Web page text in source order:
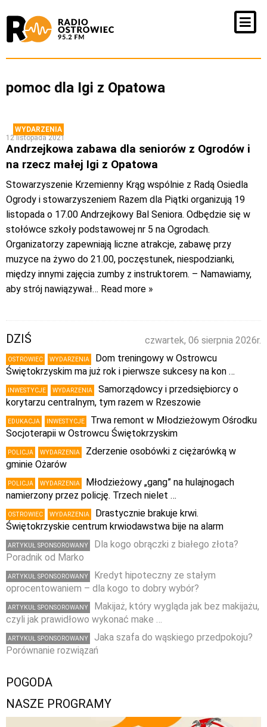
pomoc dla Igi z Opatowa
WYDARZENIA
12 listopada 2021
Andrzejkowa zabawa dla seniorów z Ogrodów i
na rzecz małej Igi z Opatowa
Stowarzyszenie Krzemienny Krąg wspólnie z Radą Osiedla
Ogrody i stowarzyszeniem Razem dla Piątki organizują 19
listopada o 17.00 Andrzejkowy Bal Seniora. Odbędzie się w
stołówce szkoły podstawowej nr 5 na Ogrodach.
Organizatorzy zapewniają liczne atrakcje, zabawę przy
muzyce na żywo do 21.00, poczęstunek, niespodzianki,
między innymi zajęcia zumby z instruktorem. – Namawiamy,
aby strój nawiązywał… Read more »
czwartek, 06 sierpnia 2026r.
DZIŚ
OSTROWIEC WYDARZENIA
Dom treningowy w Ostrowcu
Świętokrzyskim ma już rok i pierwsze sukcesy na kon …
INWESTYCJE WYDARZENIA
Samorządowcy i przedsiębiorcy o
korytarzu centralnym, tym razem w Rzeszowie
EDUKACJA INWESTYCJE
Trwa remont w Młodzieżowym Ośrodku
Socjoterapii w Ostrowcu Świętokrzyskim
POLICJA WYDARZENIA
Zderzenie osobówki z ciężarówką w
gminie Ożarów
POLICJA WYDARZENIA
Młodzieżowy „gang” na hulajnogach
namierzony przez policję. Trzech nielet …
OSTROWIEC WYDARZENIA
Drastycznie brakuje krwi.
Świętokrzyskie centrum krwiodawstwa bije na alarm
ARTYKUŁ SPONSOROWANY
Dla kogo obrączki z białego złota?
Poradnik od Marko
ARTYKUŁ SPONSOROWANY
Kredyt hipoteczny ze stałym
oprocentowaniem – dla kogo to dobry wybór?
ARTYKUŁ SPONSOROWANY
Makijaż, który wygląda jak bez makijażu,
czyli jak prawidłowo wykonać make …
ARTYKUŁ SPONSOROWANY
Jaka szafa do wąskiego przedpokoju?
Porównanie rozwiązań
POGODA
NASZE PROGRAMY